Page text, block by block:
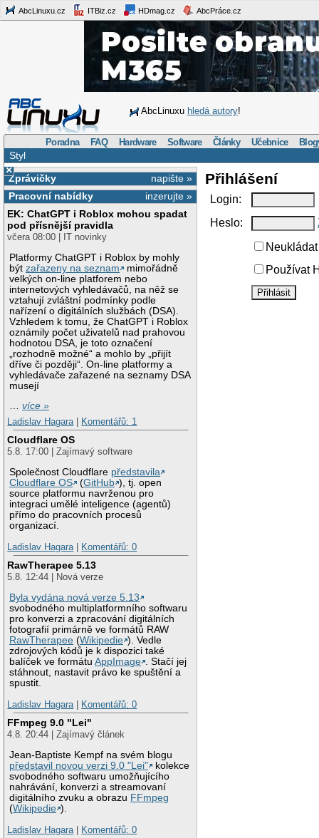
AbcLinuxu.cz ITBiz.cz HDmag.cz AbcPráce.cz
AbcLinuxu hledá autory!
Poradna FAQ Hardware Software Články Učebnice
Styl
×
napište »
Zprávičky
inzerujte »
Pracovní nabídky
EK: ChatGPT i Roblox mohou spadat
pod přísnější pravidla
včera 08:00 | IT novinky
Platformy ChatGPT i Roblox by mohly
býtzařazeny na seznam
mimořádně
velkých on-line platforem nebo
internetových vyhledávačů, na něž se
vztahují zvláštní podmínky podle
nařízení o digitálních službách (DSA).
Vzhledem k tomu, že ChatGPT i Roblox
oznámily počet uživatelů nad prahovou
hodnotou DSA, je toto označení
„rozhodně možné“ a mohlo by „přijít
dříve či později“. On-line platformy a
vyhledávače zařazené na seznamy DSA
musejí
…více »
Ladislav Hagara
Komentářů: 1
Cloudflare OS
5.8. 17:00 | Zajímavý software
Společnost Cloudflare představila
Cloudflare OS
(GitHub ), tj. open
source platformu navrženou pro
integraci umělé inteligence (agentů)
přímo do pracovních procesů
organizací.
Ladislav Hagara
Komentářů: 0
RawTherapee 5.13
5.8. 12:44 | Nová verze
Byla vydána nová verze 5.13
svobodného multiplatformního softwaru
pro konverzi a zpracování digitálních
fotografií primárně ve formátů RAW
RawTherapee (Wikipedie ). Vedle
zdrojových kódů je k dispozici také
balíček ve formátuAppImage . Stačí jej
stáhnout, nastavit právo ke spuštění a
spustit.
Ladislav Hagara
Komentářů: 0
FFmpeg 9.0 "Lei"
4.8. 20:44 | Zajímavý článek
Jean-Baptiste Kempf na svém blogu
představil novou verzi 9.0 "Lei"
kolekce
svobodného softwaru umožňujícího
nahrávání, konverzi a streamovaní
digitálního zvuku a obrazu FFmpeg
(Wikipedie ).
Ladislav Hagara
Komentářů: 0
Přihlášení
Login:
Heslo:
Používat